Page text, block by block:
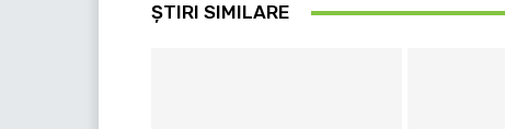
ȘTIRI SIMILARE